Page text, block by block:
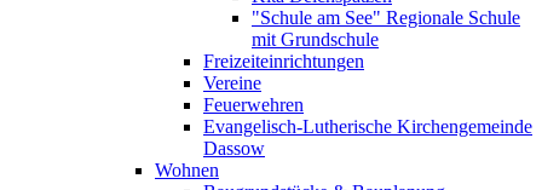
"Schule am See" Regionale Schule
mit Grundschule
Freizeiteinrichtungen
Vereine
Feuerwehren
Evangelisch-Lutherische Kirchengemeinde
Dassow
Wohnen